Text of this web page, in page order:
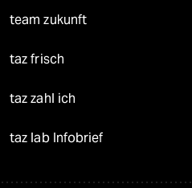
team zukunft
taz frisch
taz zahl ich
taz lab Infobrief